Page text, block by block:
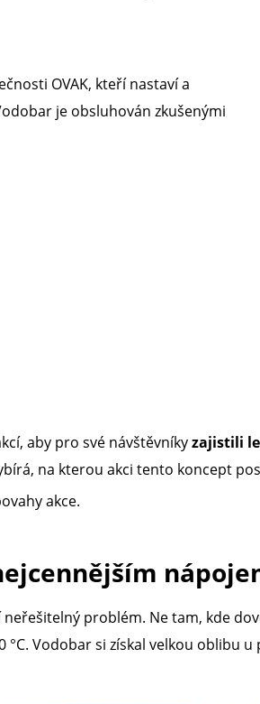
OVAK, kteří nastaví a
je obsluhován zkušenými
aby pro své návštěvníkyzajistili
na kterou akci tento koncept
akce.​​​​​​
problém. Ne tam, kde
Vodobar si získal velkou oblibu